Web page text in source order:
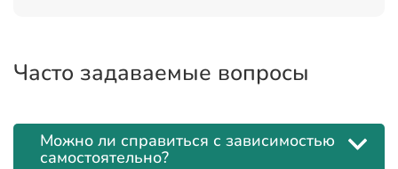
Часто задаваемые вопросы
Можно ли справиться с зависимостью
самостоятельно?